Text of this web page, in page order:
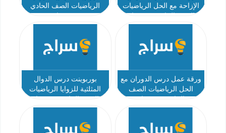
الإزاحة مع الحل الرياضيات
الرياضيات الصف الحادي
ورقة عمل درس الدوران مع
الحل الرياضيات الصف
بوربوينت درس الدوال
المثلثية للزوايا الرياضيات